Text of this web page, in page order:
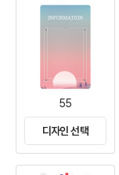
55
디자인 선택